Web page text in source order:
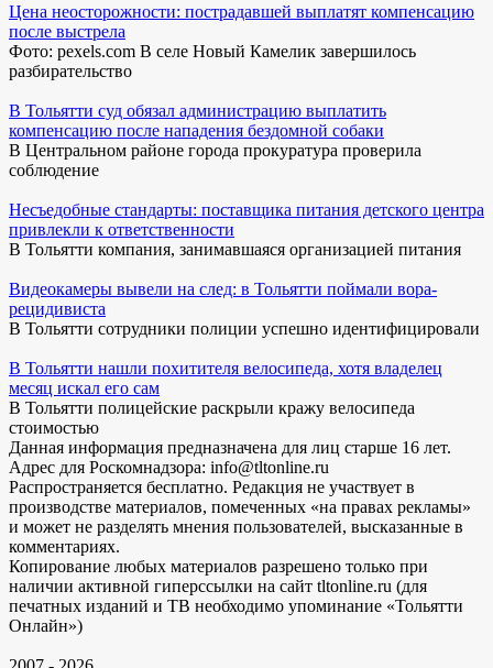
Цена неосторожности: пострадавшей выплатят компенсацию
после выстрела
Фото: pexels.com В селе Новый Камелик завершилось
разбирательство
В Тольятти суд обязал администрацию выплатить
компенсацию после нападения бездомной собаки
В Центральном районе города прокуратура проверила
соблюдение
Несъедобные стандарты: поставщика питания детского центра
привлекли к ответственности
В Тольятти компания, занимавшаяся организацией питания
Видеокамеры вывели на след: в Тольятти поймали вора-
рецидивиста
В Тольятти сотрудники полиции успешно идентифицировали
В Тольятти нашли похитителя велосипеда, хотя владелец
месяц искал его сам
В Тольятти полицейские раскрыли кражу велосипеда
стоимостью
Данная информация предназначена для лиц старше 16 лет.
Адрес для Роскомнадзора: info@tltonline.ru
Распространяется бесплатно. Редакция не участвует в
производстве материалов, помеченных «на правах рекламы»
и может не разделять мнения пользователей, высказанные в
комментариях.
Копирование любых материалов разрешено только при
наличии активной гиперссылки на сайт tltonline.ru (для
печатных изданий и ТВ необходимо упоминание «Тольятти
Онлайн»)